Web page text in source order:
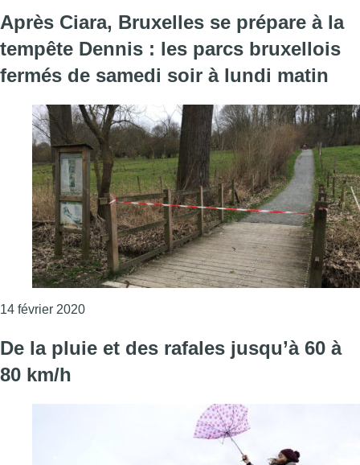
Après Ciara, Bruxelles se prépare à la
tempête Dennis : les parcs bruxellois
fermés de samedi soir à lundi matin
14 février 2020Consulter l'article "Après Ciara, Bruxelles se
De la pluie et des rafales jusqu’à 60 à
80 km/h